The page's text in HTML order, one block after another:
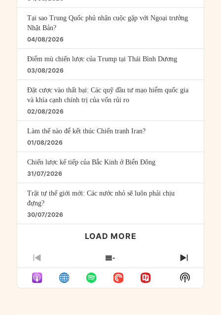
Tại sao Trung Quốc phủ nhận cuộc gặp với Ngoại trưởng
Nhật Bản?
04/08/2026
Điểm mù chiến lược của Trump tại Thái Bình Dương
03/08/2026
Đặt cược vào thất bại: Các quỹ đầu tư mạo hiểm quốc gia
và khía cạnh chính trị của vốn rủi ro
02/08/2026
Làm thế nào để kết thúc Chiến tranh Iran?
01/08/2026
Chiến lược kế tiếp của Bắc Kinh ở Biển Đông
31/07/2026
Trật tự thế giới mới: Các nước nhỏ sẽ luôn phải chịu
đựng?
30/07/2026
LOAD MORE
PREVIOUS
EPISODE
SHOW
EPISODES
LIST
NEXT
Show
Podcast